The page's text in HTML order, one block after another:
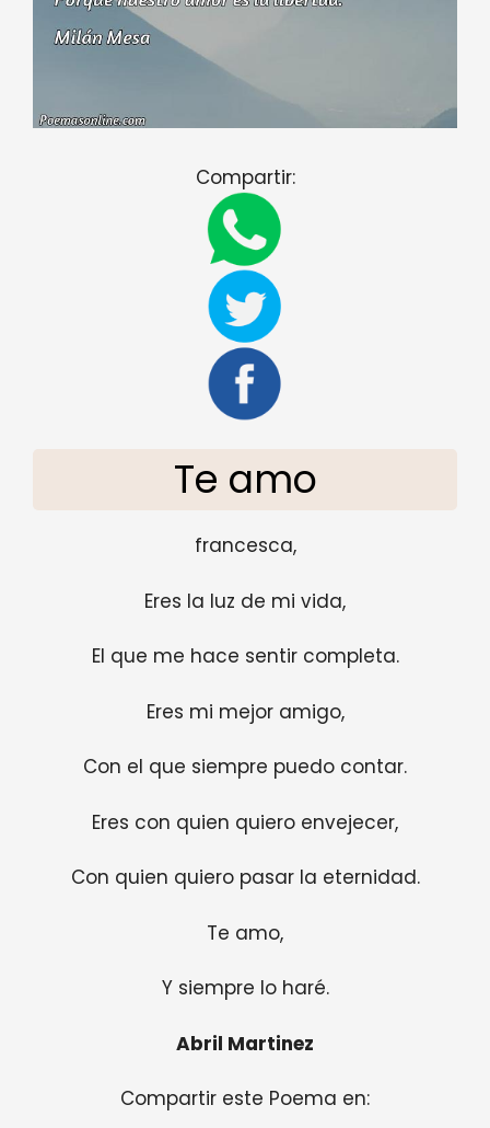
Compartir:
Te amo
francesca,
Eres la luz de mi vida,
El que me hace sentir completa.
Eres mi mejor amigo,
Con el que siempre puedo contar.
Eres con quien quiero envejecer,
Con quien quiero pasar la eternidad.
Te amo,
Y siempre lo haré.
Abril Martinez
Compartir este Poema en: